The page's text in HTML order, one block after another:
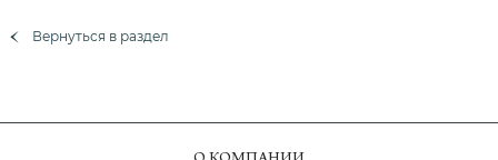
Вернуться в раздел